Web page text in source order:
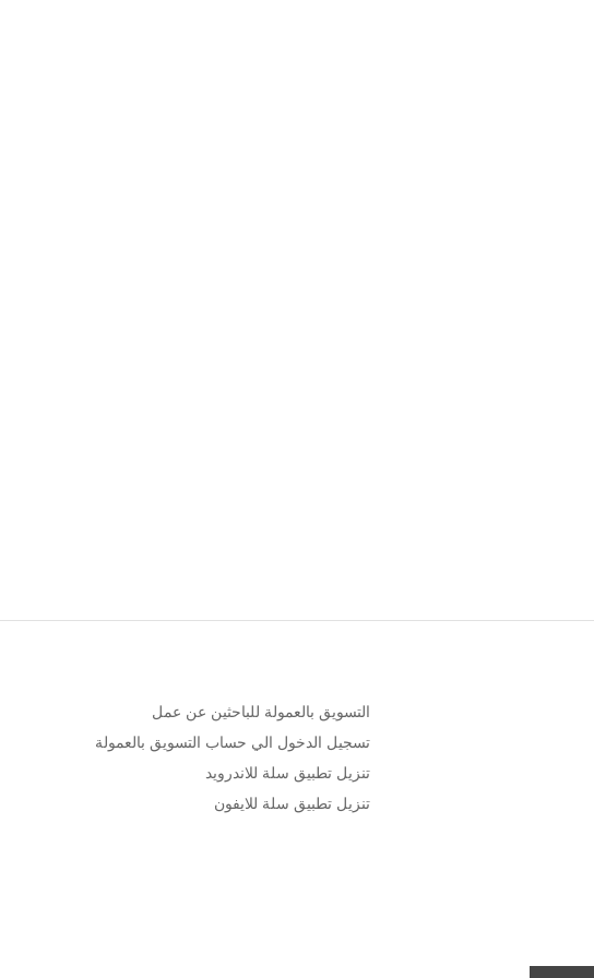
التسويق بالعمولة للباحثين عن عمل
تسجيل الدخول الي حساب التسويق بالعمولة
تنزيل تطبيق سلة للاندرويد
تنزيل تطبيق سلة للايفون